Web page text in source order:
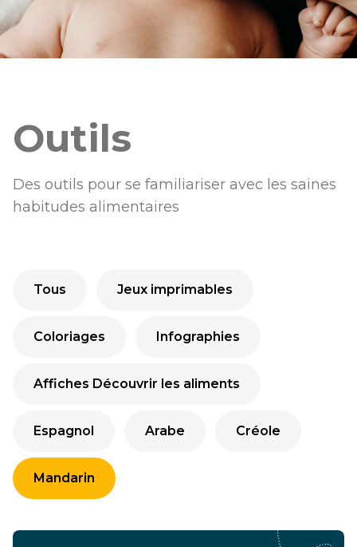
Outils
Des outils pour se familiariser avec les saines
habitudes alimentaires
Tous Jeux imprimables
Coloriages Infographies
Affiches Découvrir les aliments
Espagnol Arabe Créole
Mandarin